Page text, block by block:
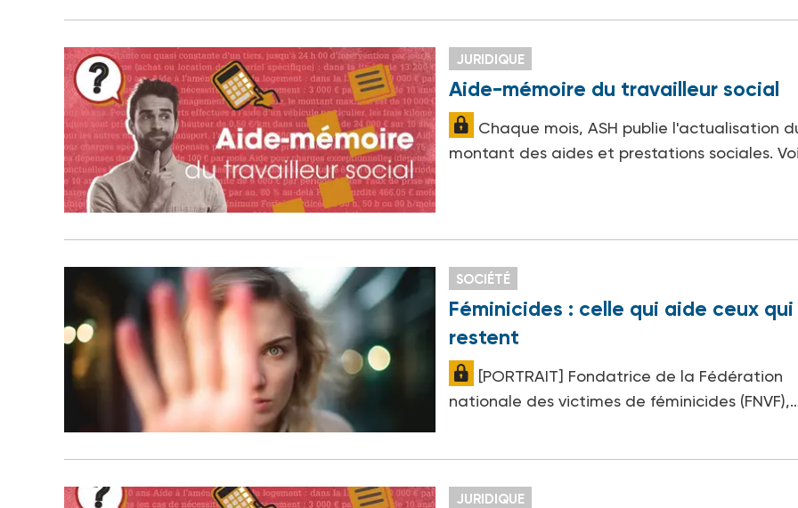
JURIDIQUE
Aide-mémoire du travailleur social
Chaque mois, ASH publie l'actualisation
montant des aides et prestations sociales.
SOCIÉTÉ
Féminicides : celle qui aide ceux qui
restent
[PORTRAIT] Fondatrice de la Fédération
nationale des victimes de féminicides
JURIDIQUE